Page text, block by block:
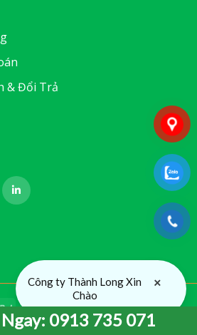
& Đổi Trả
Công ty Thành Long Xin
Chào
×
0913 735 071